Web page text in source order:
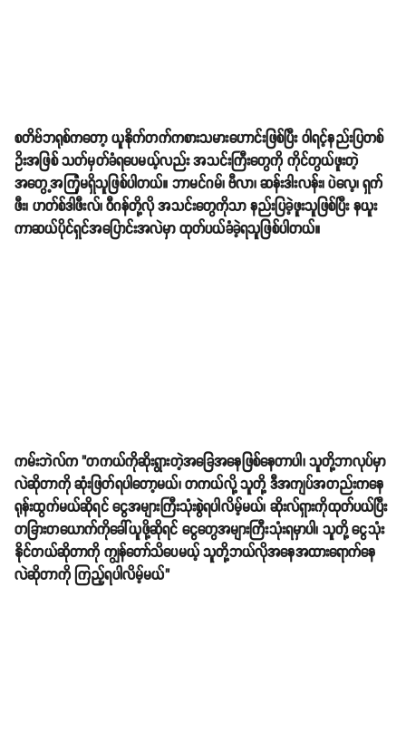
စတိဗ်ဘရုစ်ကတော့ ယူနိုက်တက်ကစားသမားဟောင်းဖြစ်ပြီး ဝါရင့်နည်းပြတစ်
ဥိးအဖြစ် သတ်မှတ်ခံရပေမယ့်လည်း အသင်းကြီးတွေကို ကိုင်တွယ်ဖူးတဲ့
အတွေ့အကြုံမရှိသူဖြစ်ပါတယ်။ ဘာမင်ဂမ်၊ ဗီလာ၊ ဆန်းဒါးလန်း၊ ပဲလေ့၊ ရှက်
ဖီး၊ ဟတ်စ်ဒါဖီးလ်၊ ဝီဂန်တို့လို အသင်းတွေကိုသာ နည်းပြခဲ့ဖူးသူဖြစ်ပြီး နယူး
ကာဆယ်ပိုင်ရှင်အပြောင်းအလဲမှာ ထုတ်ပယ်ခံခဲ့ရသူဖြစ်ပါတယ်။
ကမ်းဘဲလ်က "တကယ်ကိုဆိုးရွားတဲ့အခြေအနေဖြစ်နေတာပါ၊ သူတို့ဘာလုပ်မှာ
လဲဆိုတာကို ဆုံးဖြတ်ရပါတော့မယ်၊ တကယ်လို့ သူတို့ ဒီအကျပ်အတည်းကနေ
ရုန်းထွက်မယ်ဆိုရင် ငွေအများကြီးသုံးစွဲရပါလိမ့်မယ်၊ ဆိုးလ်ရှားကိုထုတ်ပယ်ပြီး
တခြားတယောက်ကိုခေါ်ယူဖို့ဆိုရင် ငွေတွေအများကြီးသုံးရမှာပါ၊ သူတို့ ငွေသုံး
နိုင်တယ်ဆိုတာကို ကျွန်တော်သိပေမယ့် သူတို့ဘယ်လိုအနေအထားရောက်နေ
လဲဆိုတာကို ကြည့်ရပါလိမ့်မယ်"